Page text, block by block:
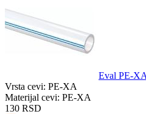
Eval PE-
Vrsta cevi: PE-XA
Materijal cevi: PE-XA
130 RSD